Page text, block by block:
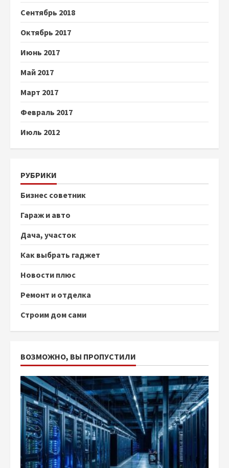
Сентябрь 2018
Октябрь 2017
Июнь 2017
Май 2017
Март 2017
Февраль 2017
Июль 2012
РУБРИКИ
Бизнес советник
Гараж и авто
Дача, участок
Как выбрать гаджет
Новости плюс
Ремонт и отделка
Строим дом сами
ВОЗМОЖНО, ВЫ ПРОПУСТИЛИ